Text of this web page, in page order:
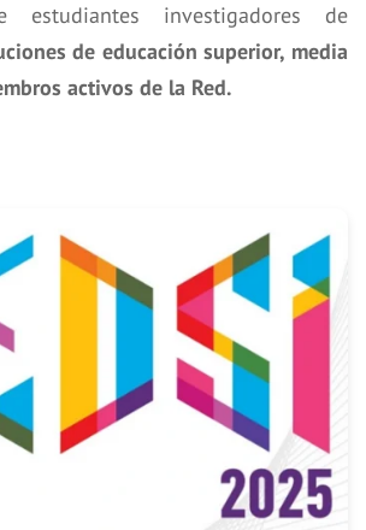
estudiantes investigadores de
de educación superior, media
activos de la Red.